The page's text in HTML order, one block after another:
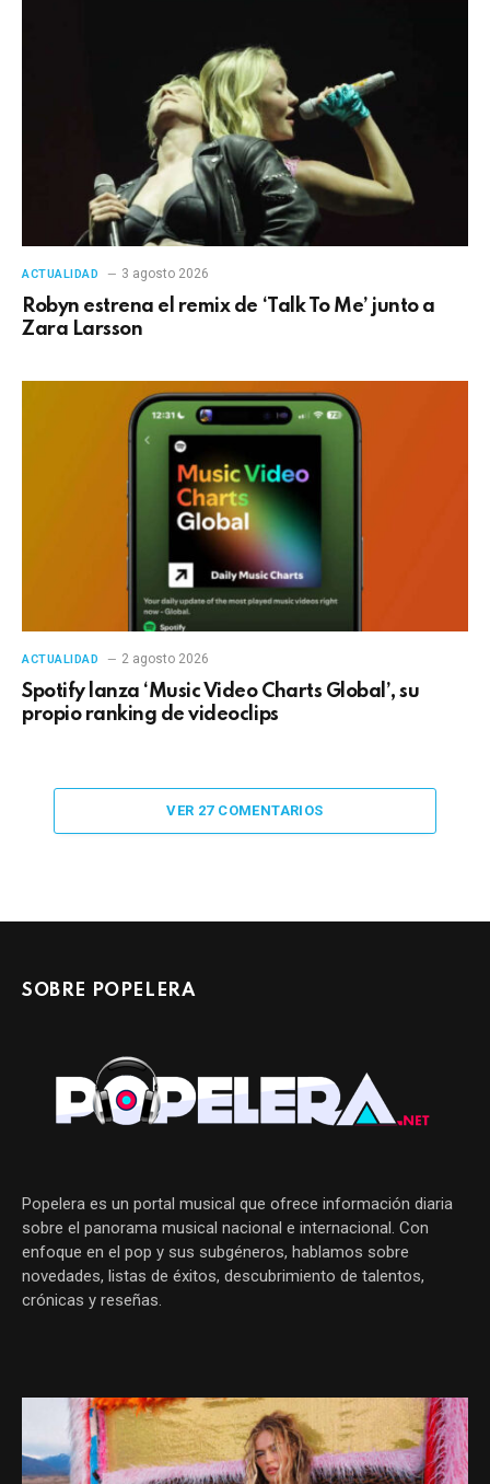
ACTUALIDAD 3 agosto 2026
Robyn estrena el remix de ‘Talk To Me’ junto a
Zara Larsson
ACTUALIDAD 2 agosto 2026
Spotify lanza ‘Music Video Charts Global’, su
propio ranking de videoclips
VER 27 COMENTARIOS
SOBRE POPELERA
Popelera es un portal musical que ofrece información diaria
sobre el panorama musical nacional e internacional. Con
enfoque en el pop y sus subgéneros, hablamos sobre
novedades, listas de éxitos, descubrimiento de talentos,
crónicas y reseñas.